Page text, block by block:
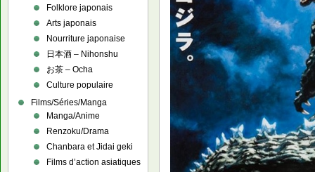
Folklore japonais
Arts japonais
Nourriture japonaise
日本酒 – Nihonshu
お茶 – Ocha
Culture populaire
Films/Séries/Manga
Manga/Anime
Renzoku/Drama
Chanbara et Jidai geki
Films d’action asiatiques